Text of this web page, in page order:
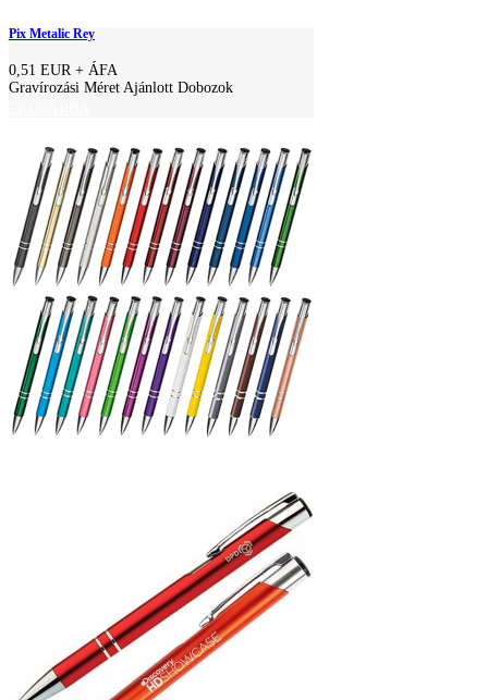
Pix Metalic Rey
0,51 EUR + ÁFA
Gravírozási Méret Ajánlott Dobozok